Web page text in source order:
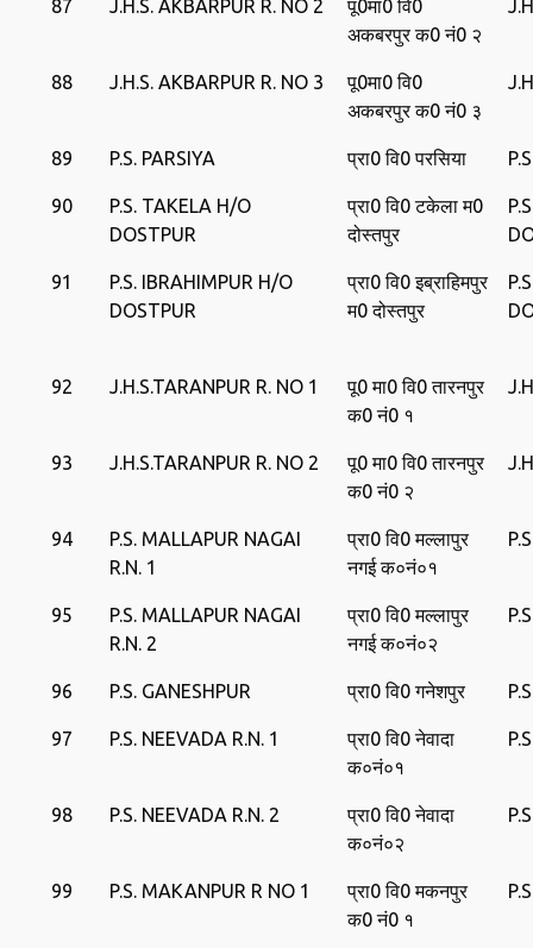
87 J.H.S. AKBARPUR R. NO 2
पू0मा0 वि0
अकबरपुर क0 नं0 २
88 J.H.S. AKBARPUR R. NO 3
पू0मा0 वि0
अकबरपुर क0 नं0 ३
89 P.S. PARSIYA प्रा0 वि0 परसिया
90
P.S. TAKELA H/O
DOSTPUR
प्रा0 वि0 टकेला म0
दोस्‍तपुर
91
P.S. IBRAHIMPUR H/O
DOSTPUR
प्रा0 वि0 इब्राहिमपुर
म0 दोस्‍तपुर
92 J.H.S.TARANPUR R. NO 1
पू0 मा0 वि0 तारनपुर
क0 नं0 १
93 J.H.S.TARANPUR R. NO 2
पू0 मा0 वि0 तारनपुर
क0 नं0 २
94
P.S. MALLAPUR NAGAI
R.N. 1
प्रा0 वि0 मल्‍लापुर
नगई क०नं०१
95
P.S. MALLAPUR NAGAI
R.N. 2
प्रा0 वि0 मल्‍लापुर
नगई क०नं०२
96 P.S. GANESHPUR प्रा0 वि0 गनेशपुर
97 P.S. NEEVADA R.N. 1
प्रा0 वि0 नेवादा
क०नं०१
98 P.S. NEEVADA R.N. 2
प्रा0 वि0 नेवादा
क०नं०२
99 P.S. MAKANPUR R NO 1
प्रा0 वि0 मकनपुर
क0 नं0 १